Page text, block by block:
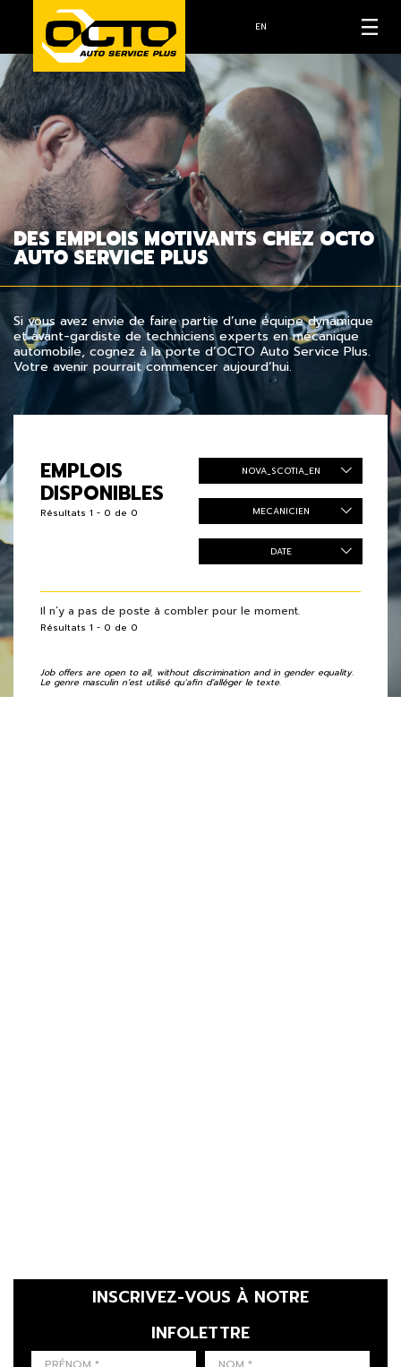
EN
DES EMPLOIS MOTIVANTS CHEZ OCTO
AUTO SERVICE PLUS
Si vous avez envie de faire partie d’une équipe dynamique
et avant-gardiste de techniciens experts en mécanique
automobile, cognez à la porte d’OCTO Auto Service Plus.
Votre avenir pourrait commencer aujourd’hui.
EMPLOIS
DISPONIBLES
Résultats 1 - 0 de 0
NOVA_SCOTIA_EN
MECANICIEN
DATE
Il n’y a pas de poste à combler pour le moment.
Résultats 1 - 0 de 0
Job offers are open to all, without discrimination and in gender equality.
Le genre masculin n’est utilisé qu'afin d’alléger le texte.
PRÉNOM
LAST NAME
INSCRIVEZ-VOUS À NOTRE
INFOLETTRE
LANGUE